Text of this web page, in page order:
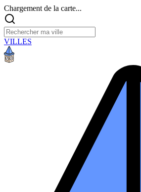
Chargement de la carte...
VILLES